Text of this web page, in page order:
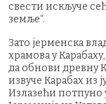
свести искључе
земље“.
Зато јерменска
храмова у
да обнови древну
извуче Карабах из
Излазећи потпуно